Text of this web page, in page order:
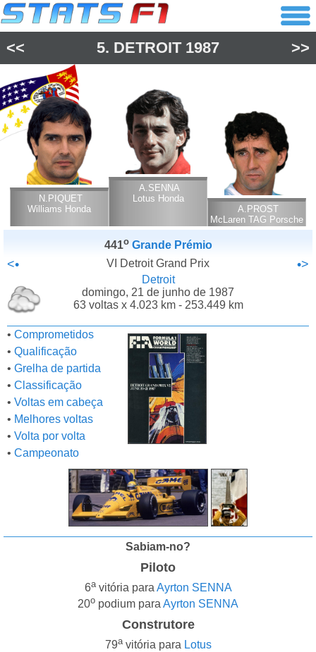
<< 5. DETROIT 1987 >>
N.PIQUET
Williams Honda
A.SENNA
Lotus Honda
A.PROST
McLaren TAG Porsche
441o Grande Prémio
<• VI Detroit Grand Prix •>
Detroit
domingo, 21 de junho de 1987
63 voltas x 4.023 km - 253.449 km
• Comprometidos
• Qualificação
• Grelha de partida
• Classificação
• Voltas em cabeça
• Melhores voltas
• Volta por volta
• Campeonato
Sabiam-no?
Piloto
6avitória paraAyrton SENNA
20o podium para Ayrton SENNA
Construtore
79avitória para Lotus